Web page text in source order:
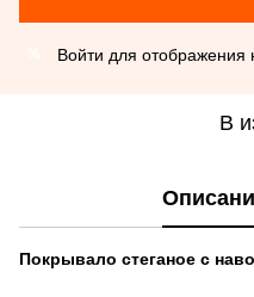
Войти для отображения
В
Покрывало стеганое с